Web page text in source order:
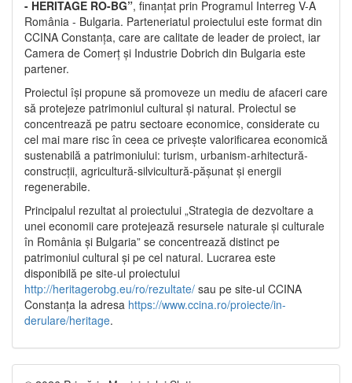
- HERITAGE RO-BG”, finanțat prin Programul Interreg V-A
România - Bulgaria. Parteneriatul proiectului este format din
CCINA Constanța, care are calitate de leader de proiect, iar
Camera de Comerț și Industrie Dobrich din Bulgaria este
partener.
Proiectul își propune să promoveze un mediu de afaceri care
să protejeze patrimoniul cultural și natural. Proiectul se
concentrează pe patru sectoare economice, considerate cu
cel mai mare risc în ceea ce privește valorificarea economică
sustenabilă a patrimoniului: turism, urbanism-arhitectură-
construcții, agricultură-silvicultură-pășunat și energii
regenerabile.
Principalul rezultat al proiectului „Strategia de dezvoltare a
unei economii care protejează resursele naturale și culturale
în România și Bulgaria” se concentrează distinct pe
patrimoniul cultural și pe cel natural. Lucrarea este
disponibilă pe site-ul proiectului
http://heritagerobg.eu/ro/rezultate/ sau pe site-ul CCINA
Constanța la adresa https://www.ccina.ro/proiecte/in-
derulare/heritage.